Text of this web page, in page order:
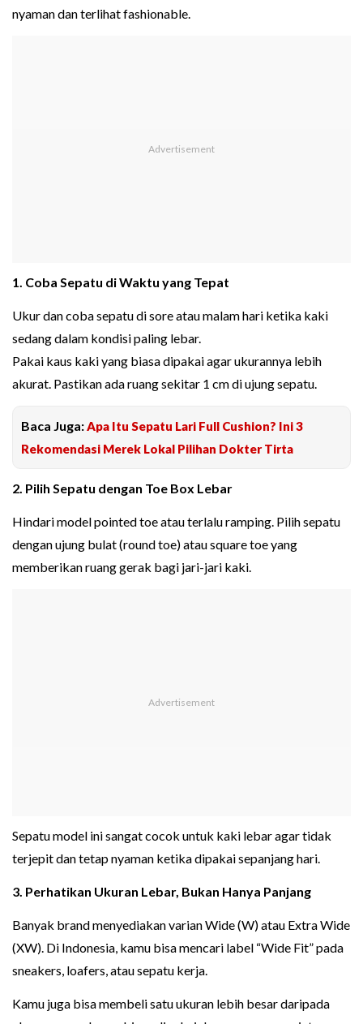
nyaman dan terlihat fashionable.
1. Coba Sepatu di Waktu yang Tepat
Ukur dan coba sepatu di sore atau malam hari ketika kaki
sedang dalam kondisi paling lebar.
Pakai kaus kaki yang biasa dipakai agar ukurannya lebih
akurat. Pastikan ada ruang sekitar 1 cm di ujung sepatu.
Baca Juga:Apa Itu Sepatu Lari Full Cushion? Ini 3
Rekomendasi Merek Lokal Pilihan Dokter Tirta
2. Pilih Sepatu dengan Toe Box Lebar
Hindari model pointed toe atau terlalu ramping. Pilih sepatu
dengan ujung bulat (round toe) atau square toe yang
memberikan ruang gerak bagi jari-jari kaki.
Sepatu model ini sangat cocok untuk kaki lebar agar tidak
terjepit dan tetap nyaman ketika dipakai sepanjang hari.
3. Perhatikan Ukuran Lebar, Bukan Hanya Panjang
Banyak brand menyediakan varian Wide (W) atau Extra Wide
(XW). Di Indonesia, kamu bisa mencari label “Wide Fit” pada
sneakers, loafers, atau sepatu kerja.
Kamu juga bisa membeli satu ukuran lebih besar daripada